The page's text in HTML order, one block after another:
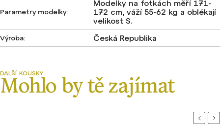
Parametry modelky:
Modelky na fotkách měří 171-
172 cm, váží 55-62 kg a oblékají
velikost S.
Výroba: Česká Republika